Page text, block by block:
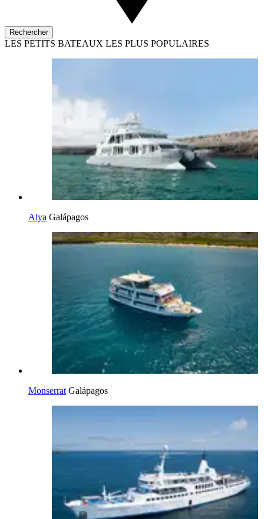
Rechercher
LES PETITS BATEAUX LES PLUS POPULAIRES
Alya Galápagos
Monserrat Galápagos